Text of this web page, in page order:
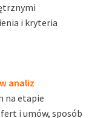
i kryteria
analiz
na etapie
i umów, sposób